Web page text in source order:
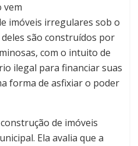
vem
imóveis irregulares sob o
são construídos por
com o intuito de
ilegal para financiar suas
forma de asfixiar o poder
de imóveis
Ela avalia que a